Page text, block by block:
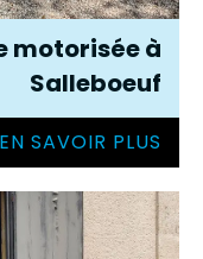
motorisée à
Salleboeuf
EN SAVOIR PLUS